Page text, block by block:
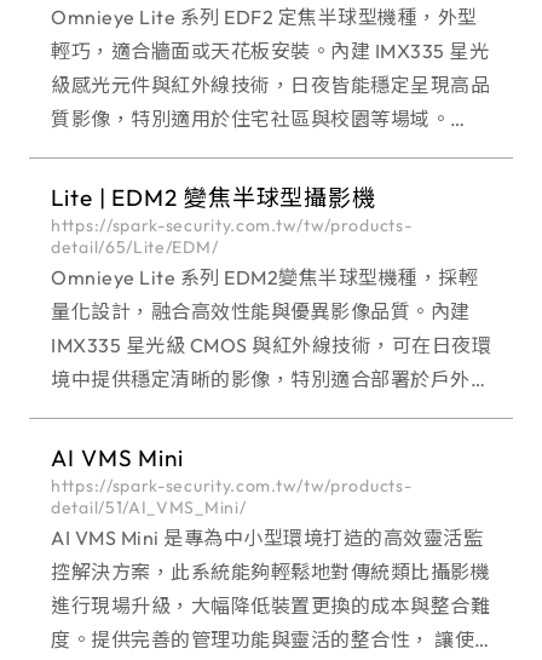
Omnieye Lite 系列 EDF2 定焦半球型機種，外型
輕巧，適合牆面或天花板安裝。內建 IMX335 星光
級感光元件與紅外線技術，日夜皆能穩定呈現高品
質影像，特別適用於住宅社區與校園等場域。
Omnieye Lite 全系列台灣製造，具備 IP67 / IK10
高防護等級與
Lite | EDM2 變焦半球型攝影機
https://spark-security.com.tw/tw/products-
detail/65/Lite/EDM/
Omnieye Lite 系列 EDM2變焦半球型機種，採輕
量化設計，融合高效性能與優異影像品質。內建
IMX335 星光級 CMOS 與紅外線技術，可在日夜環
境中提供穩定清晰的影像，特別適合部署於戶外場
域並長時間穩定運作。 Omnieye Lite 全系列台灣
製造，具備 IP67
AI VMS Mini
https://spark-security.com.tw/tw/products-
detail/51/AI_VMS_Mini/
AI VMS Mini 是專為中小型環境打造的高效靈活監
控解決方案，此系統能夠輕鬆地對傳統類比攝影機
進行現場升級，大幅降低裝置更換的成本與整合難
度。提供完善的管理功能與靈活的整合性， 讓使用